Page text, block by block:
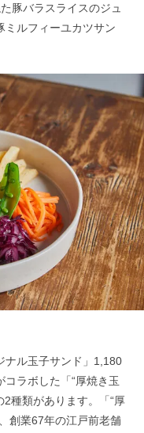
豚バラスライスのジュ
ミルフィーユカツサン
ナル玉子サンド」1,180
ラボした「“厚焼き玉
種類があります。「“厚
創業67年の江戸前老舗